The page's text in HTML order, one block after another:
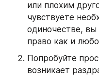
или плохим
чувствуете
одиночестве, вы
право как и
Попробуйте
возникает